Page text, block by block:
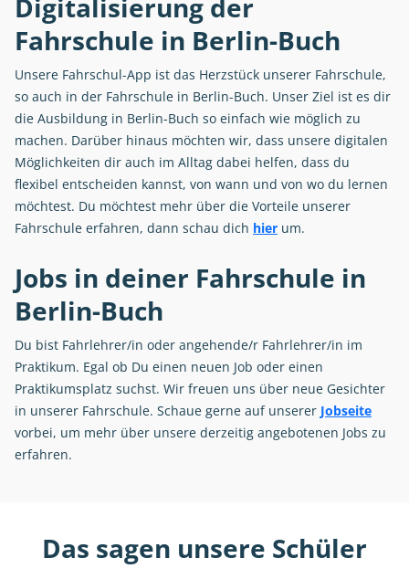
Digitalisierung der
Fahrschule in Berlin-Buch
Unsere Fahrschul-App ist das Herzstück unserer Fahrschule,
so auch in der Fahrschule in Berlin-Buch. Unser Ziel ist es dir
die Ausbildung in Berlin-Buch so einfach wie möglich zu
machen. Darüber hinaus möchten wir, dass unsere digitalen
Möglichkeiten dir auch im Alltag dabei helfen, dass du
flexibel entscheiden kannst, von wann und von wo du lernen
möchtest. Du möchtest mehr über die Vorteile unserer
Fahrschule erfahren, dann schau dich hier um.
Jobs in deiner Fahrschule in
Berlin-Buch
Du bist Fahrlehrer/in oder angehende/r Fahrlehrer/in im
Praktikum. Egal ob Du einen neuen Job oder einen
Praktikumsplatz suchst. Wir freuen uns über neue Gesichter
in unserer Fahrschule. Schaue gerne auf unserer Jobseite
vorbei, um mehr über unsere derzeitig angebotenen Jobs zu
erfahren.
Das sagen unsere Schüler